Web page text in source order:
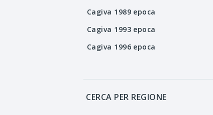
Cagiva 1989 epoca
Cagiva 1993 epoca
Cagiva 1996 epoca
CERCA PER REGIONE